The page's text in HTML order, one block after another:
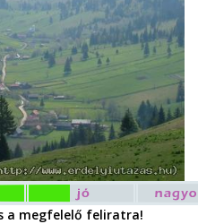
a megfelelő feliratra!